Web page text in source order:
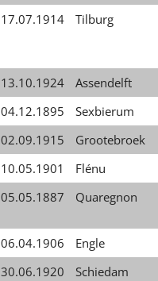
17.07.1914 Tilburg
13.10.1924
Assendelft
04.12.1895
Sexbierum
02.09.1915
Grootebroek
10.05.1901
Flénu
05.05.1887 Quaregnon
06.04.1906
Engle
30.06.1920 Schiedam